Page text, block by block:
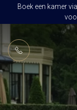
Boek een kamer
NL
RESTAURANT DE
BRASSERIE DE HOEVE
CULINAIR GENIETEN
KAMERS